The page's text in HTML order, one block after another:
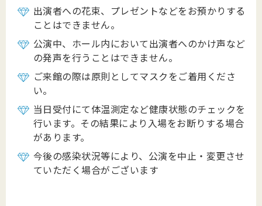
出演者への花束、プレゼントなどをお預かりする
ことはできません。
公演中、ホール内において出演者へのかけ声など
の発声を行うことはできません。
ご来館の際は原則としてマスクをご着用くださ
い。
当日受付にて体温測定など健康状態のチェックを
行います。その結果により入場をお断りする場合
があります。
今後の感染状況等により、公演を中止・変更させ
ていただく場合がございます